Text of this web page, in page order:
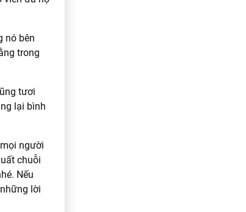
nó bên
trong
tươi
lại bình
người
chuỗi
Nếu
lời